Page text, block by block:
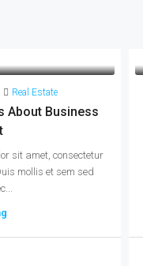
Real Estate
About Business
sit amet, consectetur
mollis et sem sed